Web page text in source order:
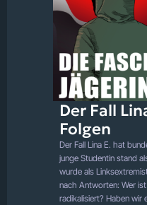
Der Fall
Folgen
Der Fall Lina E. hat
junge Studentin stand
wurde als
nach Antworten: Wer
radikalisiert? Haben wir